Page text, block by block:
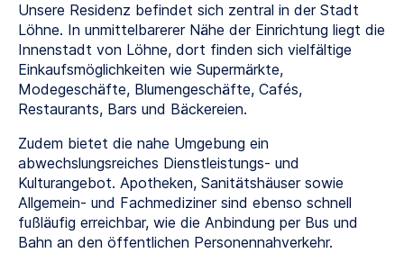
Unsere Residenz befindet sich zentral in der Stadt
Löhne. In unmittelbarerer Nähe der Einrichtung liegt die
Innenstadt von Löhne, dort finden sich vielfältige
Einkaufsmöglichkeiten wie Supermärkte,
Modegeschäfte, Blumengeschäfte, Cafés,
Restaurants, Bars und Bäckereien.
Zudem bietet die nahe Umgebung ein
abwechslungsreiches Dienstleistungs- und
Kulturangebot. Apotheken, Sanitätshäuser sowie
Allgemein- und Fachmediziner sind ebenso schnell
fußläufig erreichbar, wie die Anbindung per Bus und
Bahn an den öffentlichen Personennahverkehr.